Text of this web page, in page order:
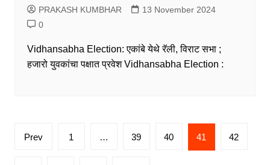
PRAKASH KUMBHAR
13 November 2024
0
Vidhansabha Election: एकांबे येथे रॅली, विराट सभा ;
हजारो युवकांचा पक्षात प्रवेश Vidhansabha Election :
Posts
Prev 1 … 39 40 41 42